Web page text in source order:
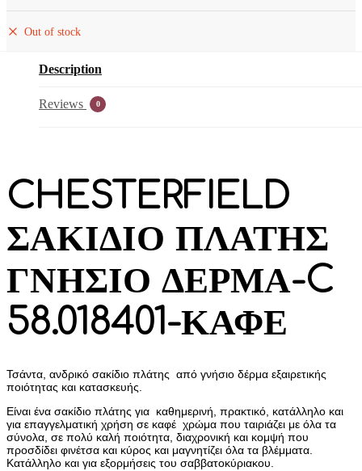
Out of stock
Description
Reviews 0
CHESTERFIELD
ΣΑΚΙΔΙΟ ΠΛΑΤΗΣ
ΓΝΗΣΙΟ ΔΕΡΜΑ-C
58.018401-ΚΑΦΕ
Τσάντα, ανδρικό σακίδιο πλάτης από γνήσιο δέρμα εξαιρετικής
ποιότητας και κατασκευής.
Είναι ένα σακίδιο πλάτης για καθημερινή, πρακτικό, κατάλληλο και
για επαγγελματική χρήση σε καφέ χρώμα που ταιριάζει με όλα τα
σύνολα, σε πολύ καλή ποιότητα, διαχρονική και κομψή που
προσδίδει φινέτσα και κύρος και μαγνητίζει όλα τα βλέμματα.
Κατάλληλο και για εξορμήσεις του σαββατοκύριακου.